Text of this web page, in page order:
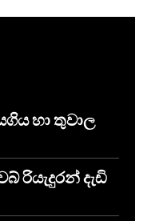
හා තුවාල
රියැදුරන් දැඩි